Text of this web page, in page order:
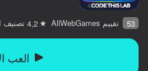
53 تقييم AllWebGames 4,2 تصنيف
العب